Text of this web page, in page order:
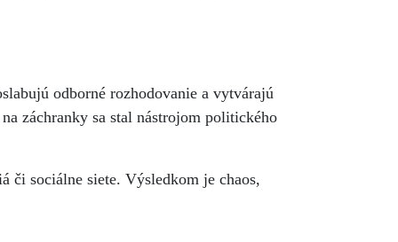
odborné rozhodovanie a vytvárajú
záchranky sa stal nástrojom politického
či sociálne siete. Výsledkom je chaos,